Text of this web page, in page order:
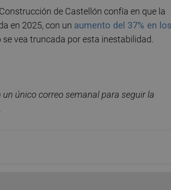
de Castellón confía en que la
en 2025, con un aumento del 37% en
se vea truncada por esta inestabilidad.
un único correo semanal para seguir la